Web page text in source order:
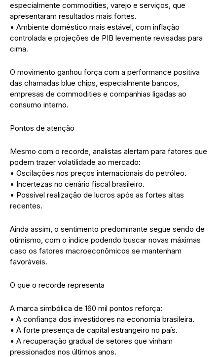
especialmente commodities, varejo e serviços, que
apresentaram resultados mais fortes.
• Ambiente doméstico mais estável, com inflação
controlada e projeções de PIB levemente revisadas para
cima.
O movimento ganhou força com a performance positiva
das chamadas blue chips, especialmente bancos,
empresas de commodities e companhias ligadas ao
consumo interno.
Pontos de atenção
Mesmo com o recorde, analistas alertam para fatores que
podem trazer volatilidade ao mercado:
• Oscilações nos preços internacionais do petróleo.
• Incertezas no cenário fiscal brasileiro.
• Possível realização de lucros após as fortes altas
recentes.
Ainda assim, o sentimento predominante segue sendo de
otimismo, com o índice podendo buscar novas máximas
caso os fatores macroeconômicos se mantenham
favoráveis.
O que o recorde representa
A marca simbólica de 160 mil pontos reforça:
• A confiança dos investidores na economia brasileira.
• A forte presença de capital estrangeiro no país.
• A recuperação gradual de setores que vinham
pressionados nos últimos anos.